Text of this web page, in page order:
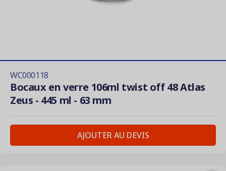
WC000118
Bocaux en verre 106ml twist off 48 Atlas
Zeus - 445 ml - 63 mm
AJOUTER AU DEVIS